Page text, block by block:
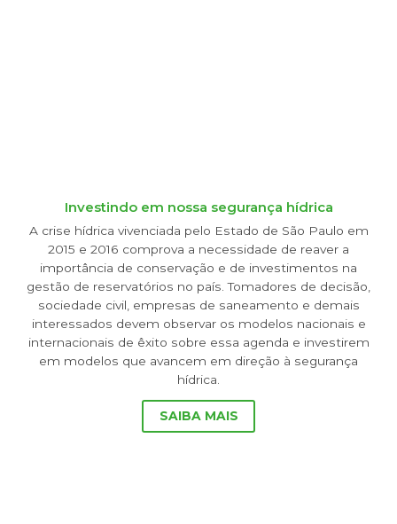
Investindo em nossa segurança hídrica
A crise hídrica vivenciada pelo Estado de São Paulo em
2015 e 2016 comprova a necessidade de reaver a
importância de conservação e de investimentos na
gestão de reservatórios no país. Tomadores de decisão,
sociedade civil, empresas de saneamento e demais
interessados devem observar os modelos nacionais e
internacionais de êxito sobre essa agenda e investirem
em modelos que avancem em direção à segurança
hídrica.
SAIBA MAIS